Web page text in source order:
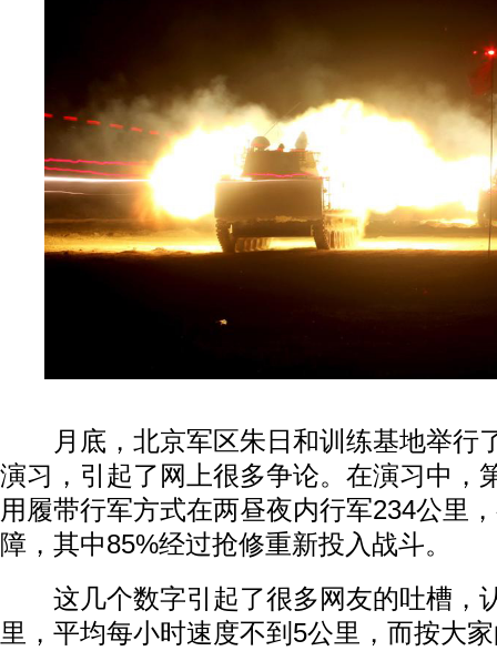
月底，北京军区朱日和训练基地举行了
演习，引起了网上很多争论。在演习中，
用履带行军方式在两昼夜内行军234公里
障，其中85%经过抢修重新投入战斗。
这几个数字引起了很多网友的吐槽，
里，平均每小时速度不到5公里，而按大